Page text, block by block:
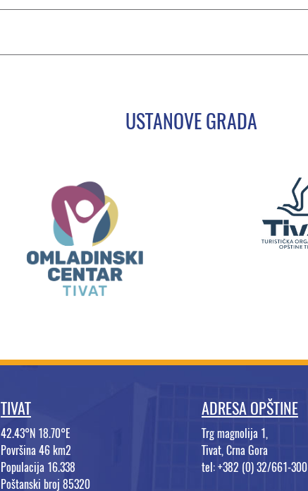
USTANOVE GRADA
TIVAT
42.43°N 18.70°E
Površina 46 km2
Populacija 16.338
Poštanski broj 85320
ADRESA OPŠTINE
Trg magnolija 1,
Tivat, Crna Gora
tel: +382 (0) 32/661-300